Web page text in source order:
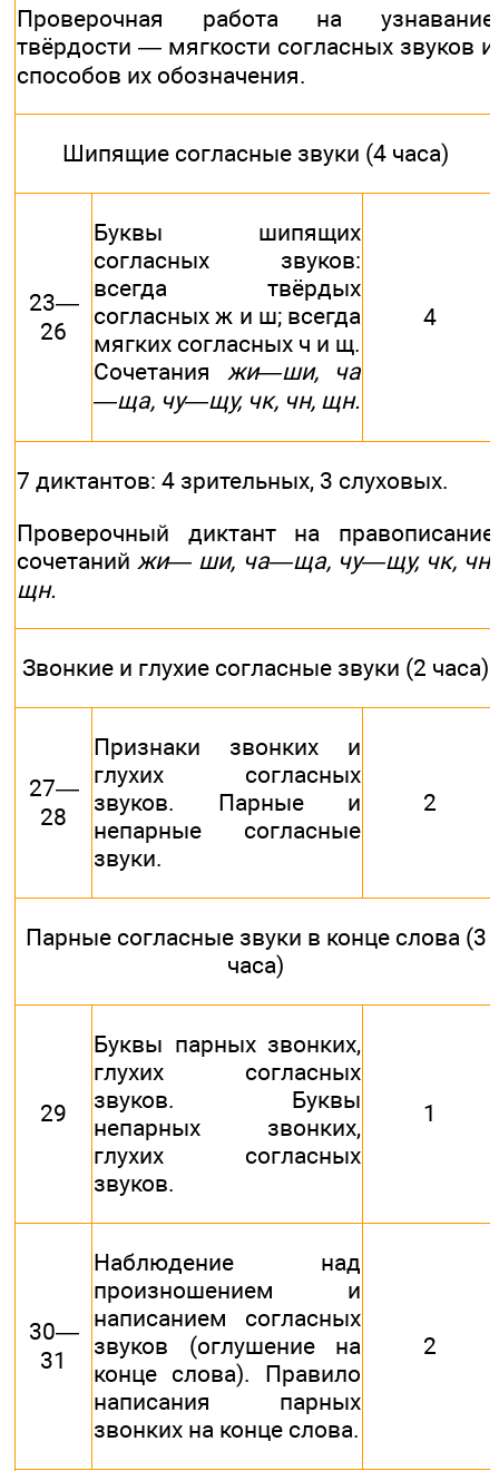
Проверочная работа на узнавание
твёрдости — мягкости согласных звуков и
способов их обозначения.
Шипящие согласные звуки (4 часа)
23—
26
Буквы шипящих
согласных звуков:
всегда твёрдых
согласных ж и ш; всегда
мягких согласных ч и щ.
Сочетания жи—ши, ча
—ща, чу—щу, чк, чн, щн.
4
7 диктантов: 4 зрительных, 3 слуховых.
Проверочный диктант на правописание
сочетаний жи— ши, ча—ща, чу—щу, чк, чн,
щн.
Звонкие и глухие согласные звуки (2 часа)
27—
28
Признаки звонких и
глухих согласных
звуков. Парные и
непарные согласные
звуки.
2
Парные согласные звуки в конце слова (3
часа)
29
Буквы парных звонких,
глухих согласных
звуков. Буквы
непарных звонких,
глухих согласных
звуков.
1
30—
31
Наблюдение над
произношением и
написанием согласных
звуков (оглушение на
конце слова). Правило
написания парных
звонких на конце слова.
2